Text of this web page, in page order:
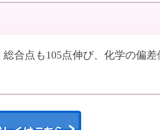
合点も105点伸び、化学の偏